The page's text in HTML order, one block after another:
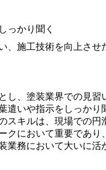
っかり聞く
、施工技術を向上させ
し、塗装業界での見習
遣いや指示をしっかり
スキルは、現場での円
クにおいて重要であり
業務において大いに活